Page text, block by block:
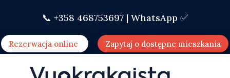
📞 +358 468753697 | WhatsApp ✅
Rezerwacja online Zapytaj o dostępne mieszkania